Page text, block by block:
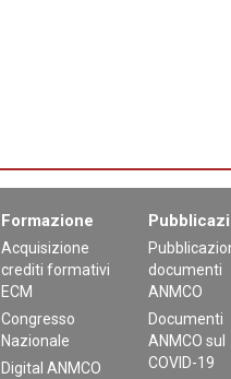
Formazione
Acquisizione
crediti formativi
ECM
Congresso
Nazionale
Digital ANMCO
documenti
ANMCO
Documenti
ANMCO sul
COVID-19